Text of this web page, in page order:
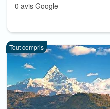
0 avis Google
Tout compris